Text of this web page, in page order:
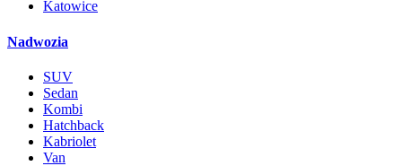
Katowice
Nadwozia
SUV
Sedan
Kombi
Hatchback
Kabriolet
Van